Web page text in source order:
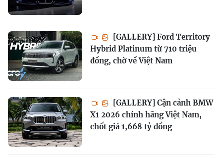
[GALLERY] Ford Territory
Hybrid Platinum từ 710 triệu
đồng, chờ về Việt Nam
[GALLERY] Cận cảnh BMW
X1 2026 chính hãng Việt Nam,
chốt giá 1,668 tỷ đồng